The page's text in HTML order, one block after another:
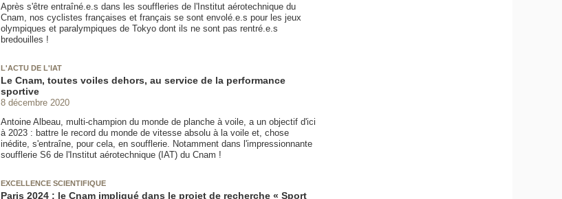
Après s'être entraîné.e.s dans les souffleries de l'Institut aérotechnique du
Cnam, nos cyclistes françaises et français se sont envolé.e.s pour les jeux
olympiques et paralympiques de Tokyo dont ils ne sont pas rentré.e.s
bredouilles !
L'ACTU DE L'IAT
Le Cnam, toutes voiles dehors, au service de la performance
sportive
8 décembre 2020
Antoine Albeau, multi-champion du monde de planche à voile, a un objectif d'ici
à 2023 : battre le record du monde de vitesse absolu à la voile et, chose
inédite, s'entraîne, pour cela, en soufflerie. Notamment dans l'impressionnante
soufflerie S6 de l'Institut aérotechnique (IAT) du Cnam !
EXCELLENCE SCIENTIFIQUE
Paris 2024 : le Cnam impliqué dans le projet de recherche « Sport